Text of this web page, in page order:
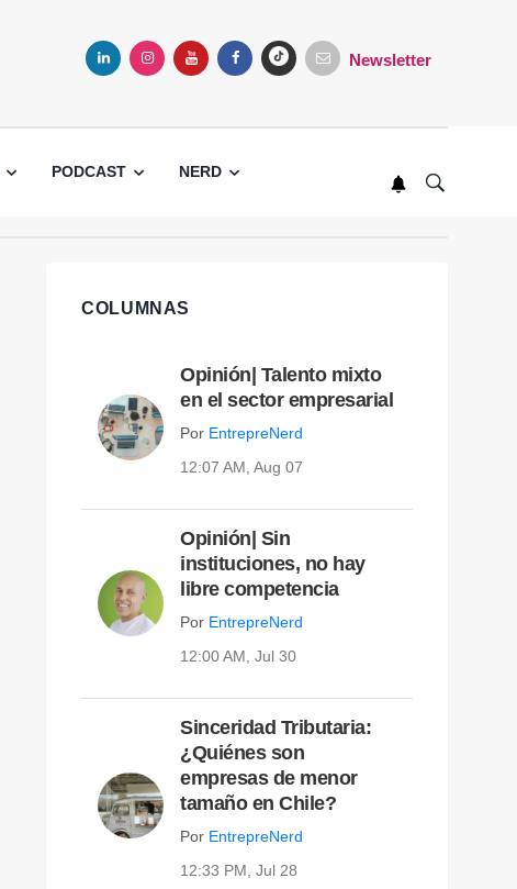
Newsletter
PODCAST NERD
COLUMNAS
Opinión| Talento mixto
en el sector empresarial
Por EntrepreNerd
12:07 AM, Aug 07
Opinión| Sin
instituciones, no hay
libre competencia
Por EntrepreNerd
12:00 AM, Jul 30
Sinceridad Tributaria:
¿Quiénes son
empresas de menor
tamaño en Chile?
Por EntrepreNerd
12:33 PM, Jul 28